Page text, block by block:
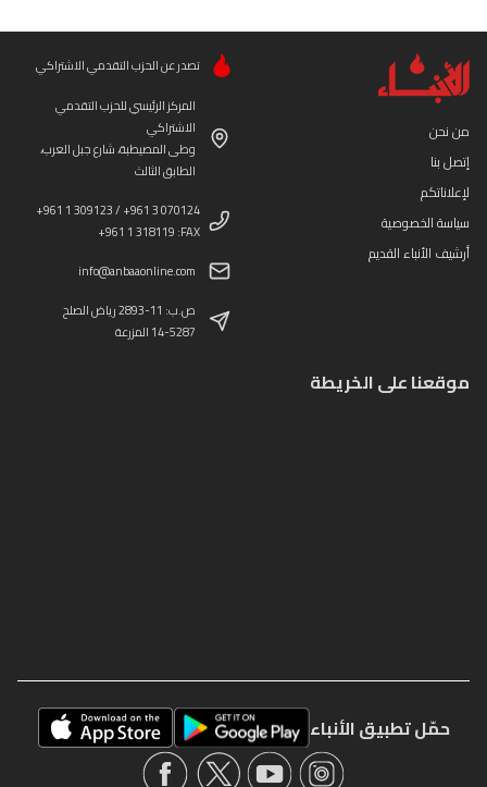
من نحن
إتصل بنا
لإعلاناتكم
سياسة الخصوصية
أرشيف الأنباء القديم
تصدر عن الحزب التقدمي الاشتراكي
المركز الرئيسي للحزب التقدمي
الاشتراكي
وطى المصيطبة، شارع جبل العرب،
الطابق الثالث
+961 1 309123 / +961 3 070124
+961 1 318119 :FAX
info@anbaaonline.com
ص.ب: 11-2893 رياض الصلح
14-5287 المزرعة
موقعنا على الخريطة
حمّل تطبيق الأنباء